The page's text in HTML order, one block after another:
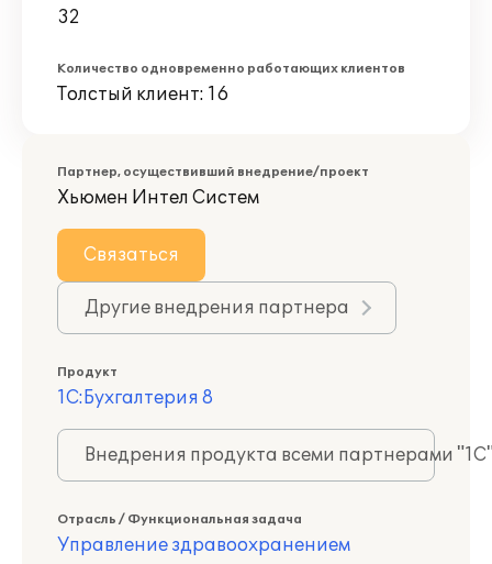
32
Количество одновременно работающих клиентов
Толстый клиент: 16
Партнер, осуществивший внедрение/проект
Хьюмен Интел Систем
Связаться
Другие внедрения партнера
Продукт
1С:Бухгалтерия 8
Внедрения продукта всеми партнерами
Отрасль / Функциональная задача
Управление здравоохранением